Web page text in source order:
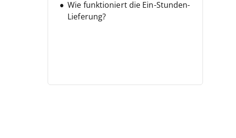
Wie funktioniert die Ein-Stunden-
Lieferung?